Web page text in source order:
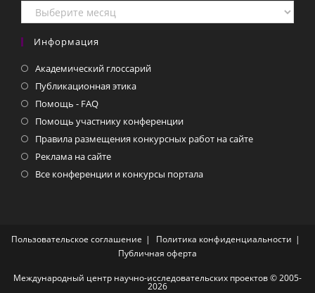
Архивы
СМИ
Информация
Академический глоссарий
Публикационная этика
Помощь - FAQ
Помощь участнику конференции
Правила размещения конкурсных работ на сайте
Реклама на сайте
Все конференции и конкурсы портала
Пользовательское соглашение
Политика конфиденциальности
Публичная оферта
Международный центр научно-исследовательских проектов © 2005-
2026